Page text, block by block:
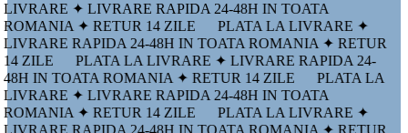
LIVRARE ✦ LIVRARE RAPIDA 24-48H IN TOATA
ROMANIA ✦ RETUR 14 ZILE
PLATA LA LIVRARE ✦
LIVRARE RAPIDA 24-48H IN TOATA ROMANIA ✦ RETUR
14 ZILE
PLATA LA LIVRARE ✦ LIVRARE RAPIDA 24-
48H IN TOATA ROMANIA ✦ RETUR 14 ZILE
PLATA LA
LIVRARE ✦ LIVRARE RAPIDA 24-48H IN TOATA
ROMANIA ✦ RETUR 14 ZILE
PLATA LA LIVRARE ✦
LIVRARE RAPIDA 24-48H IN TOATA ROMANIA ✦ RETUR